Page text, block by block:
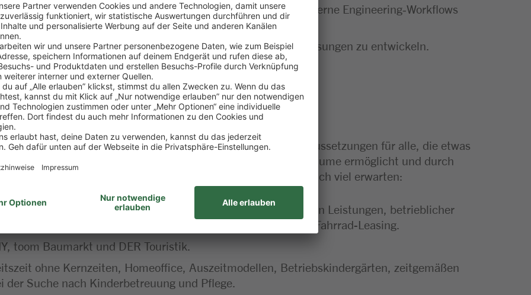
und Cloud‑Technologien (GCP) zeigt, dass du moderne Engineering‑Workflows
und Datenarchitekturen hilft dir, nachhaltige Lösungen zu entwickeln.
Deutsch und Englisch.
und Touristikkonzerne Europas bietet einzigartige Voraussetzungen für alle, die etwas
Arbeitgeber, der dir Vertrauen schenkt, Gestaltungsfreiräume ermöglicht und durch
Ideen fördert. Wer bei uns arbeitet und viel bewegt, darf auch viel erwarten:
wie Urlaubs- und Weihnachtsgeld, vermögenswirksamen Leistungen, betrieblicher
und vergünstigtes Deutschlandticket sowie Vorteilen beim Fahrrad-Leasing.
toom Baumarkt und DER Touristik.
ohne Kernzeiten, Homeoffice, Auszeitmodellen, Betriebskindergärten, zeitgemäßen
Suche nach Kinderbetreuung und Pflege.